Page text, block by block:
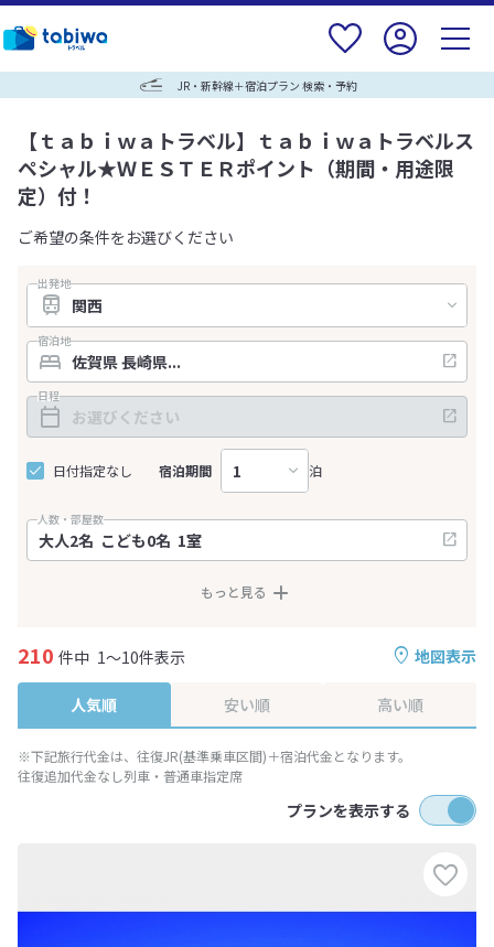
JR・新幹線＋宿泊プラン 検索・予約
【ｔａｂｉｗａトラベル】ｔａｂｉｗａトラベルス
ペシャル★ＷＥＳＴＥＲポイント（期間・用途限
定）付！
ご希望の条件をお選びください
出発地
宿泊地
日程
日付指定なし 宿泊期間 泊
人数・部屋数
もっと見る
地図表示
210 件中 1～10件表示
人気順 安い順 高い順
※下記旅行代金は、往復JR(基準乗車区間)＋宿泊代金となります。
往復追加代金なし列車・普通車指定席
プランを表示する